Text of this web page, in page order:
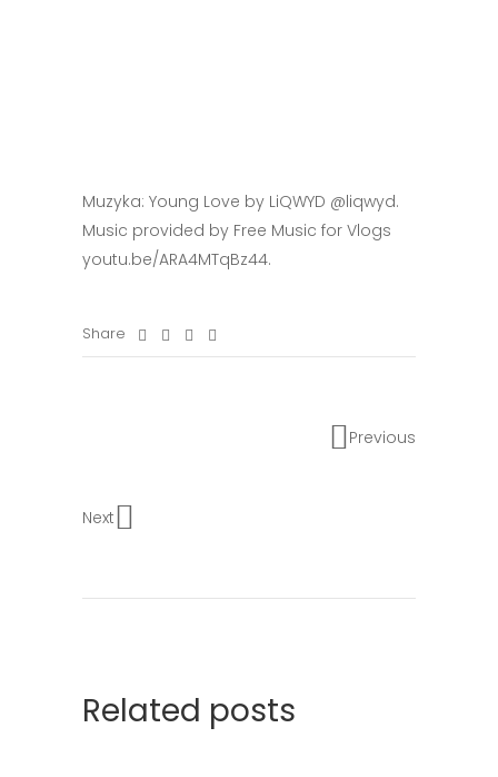
Muzyka: Young Love by LiQWYD @liqwyd.
Music provided by Free Music for Vlogs
youtu.be/ARA4MTqBz44.
Share
Previous
Next
Related posts